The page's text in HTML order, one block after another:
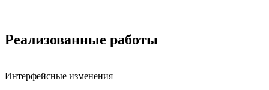
Реализованные работы
Интерфейсные изменения